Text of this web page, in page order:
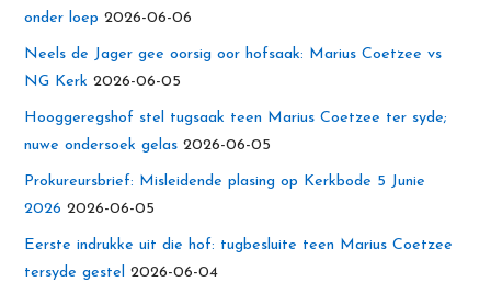
onder loep 2026-06-06
Neels de Jager gee oorsig oor hofsaak: Marius Coetzee vs
NG Kerk 2026-06-05
Hooggeregshof stel tugsaak teen Marius Coetzee ter syde;
nuwe ondersoek gelas 2026-06-05
Prokureursbrief: Misleidende plasing op Kerkbode 5 Junie
2026 2026-06-05
Eerste indrukke uit die hof: tugbesluite teen Marius Coetzee
tersyde gestel
2026-06-04